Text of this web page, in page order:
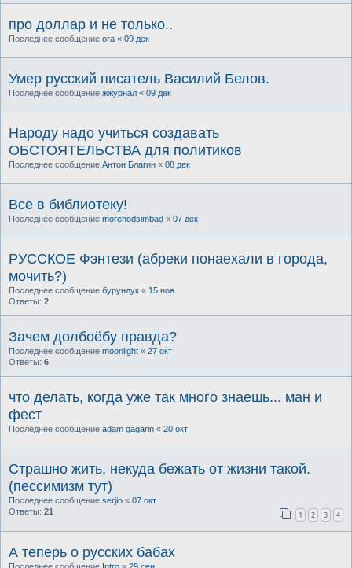
про доллар и не только..
Последнее сообщение ora « 09 дек
Умер русский писатель Василий Белов.
Последнее сообщение жжурнал « 09 дек
Народу надо учиться создавать
ОБСТОЯТЕЛЬСТВА для политиков
Последнее сообщение Антон Благин « 08 дек
Все в библиотеку!
Последнее сообщение morehodsimbad « 07 дек
РУССКОЕ Фэнтези (абреки понаехали в города,
мочить?)
Последнее сообщение бурундук « 15 ноя
Ответы: 2
Зачем долбоёбу правда?
Последнее сообщение moonlight « 27 окт
Ответы: 6
что делать, когда уже так много знаешь... ман и
фест
Последнее сообщение adam gagarin « 20 окт
Страшно жить, некуда бежать от жизни такой.
(пессимизм тут)
Последнее сообщение serjio « 07 окт
Ответы: 21 1 2 3 4
А теперь о русских бабах